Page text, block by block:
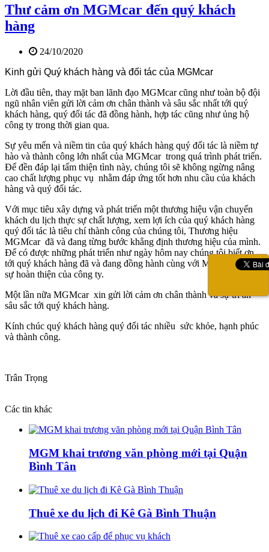
Thư cảm ơn MGMcar đến quý khách
hàng
24/10/2020
Kinh gửi Quý khách hàng và đối tác của MGMcar
Lời đầu tiên, thay mặt ban lãnh đạo MGMcar cũng như toàn bộ đội
ngũ nhân viên gửi lời cảm ơn chân thành và sâu sắc nhất tới quý
khách hàng, quý đối tác đã đồng hành, hợp tác cũng như ủng hộ
công ty trong thời gian qua.
Sự yêu mến và niềm tin của quý khách hàng quý đối tác là niềm tự
hào và thành công lớn nhất của MGMcar trong quá trình phát triển.
Để đền đáp lại tấm thiện tình này, chúng tôi sẽ không ngừng nâng
cao chất lượng phục vụ nhằm đáp ứng tốt hơn nhu cầu của khách
hàng và quý đối tác.
Với mục tiêu xây dựng và phát triển một thương hiệu vận chuyển
khách du lịch thực sự chất lượng, xem lợi ích của quý khách hàng
quý đối tác là tiêu chí thành công của chúng tôi, Thương hiệu
MGMcar đã và đang từng bước khẳng định thương hiệu của mình.
Để có được những phát triển như ngày hôm nay chúng tôi biết ơn
tới quý khách hàng đã và đang đồng hành cùng với MGMcar, đi tới
sự hoàn thiện của công ty.
Một lần nữa MGMcar xin gửi lời cảm ơn chân thành và sự tri ân
sâu sắc tới quý khách hàng.
Kính chúc quý khách hàng quý đối tác nhiều sức khỏe, hạnh phúc
và thành công.
Trân Trọng
Các tin khác
MGM khai trương văn phòng mới tại Quận
Bình Tân
Thuê xe du lịch đi Kê Gà Bình Thuận